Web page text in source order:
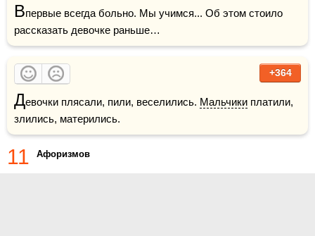
Впервые всегда больно. Мы учимся... Об этом стоило
рассказать девочке раньше…
+364
Девочки плясали, пили, веселились. Мальчики платили,
злились, матерились.
11 Афоризмов